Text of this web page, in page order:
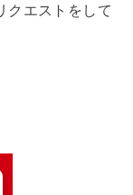
クエストをして